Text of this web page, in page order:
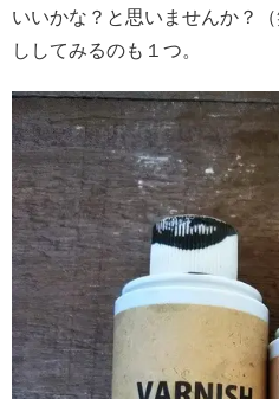
いいかな？と思いませんか？
ししてみるのも１つ。